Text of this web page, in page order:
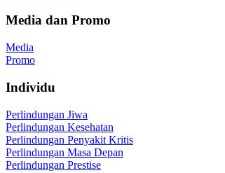
Media dan Promo
Media
Promo
Individu
Perlindungan Jiwa
Perlindungan Kesehatan
Perlindungan Penyakit Kritis
Perlindungan Masa Depan
Perlindungan Prestise